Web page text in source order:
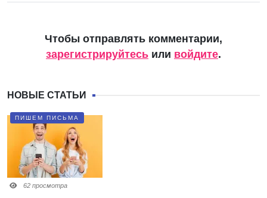
Чтобы отправлять комментарии,
зарегистрируйтесь или войдите.
НОВЫЕ СТАТЬИ
ПИШЕМ ПИСЬМА
62 просмотра